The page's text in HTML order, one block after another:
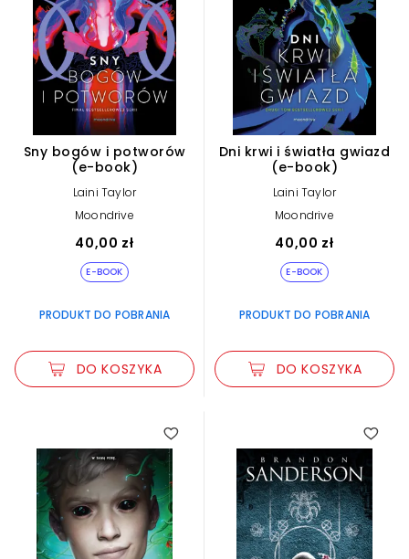
Sny bogów i potworów
(e-book)
Laini Taylor
Moondrive
40,00 zł
E-BOOK
PRODUKT DO POBRANIA
DO KOSZYKA
Dni krwi i światła gwiazd
(e-book)
Laini Taylor
Moondrive
40,00 zł
E-BOOK
PRODUKT DO POBRANIA
DO KOSZYKA
5.00